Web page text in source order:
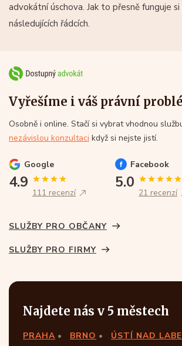
advokátní úschova. Jak to přesně funguje
následujících řádcích.
Vyřešíme i váš právní
Osobně i online. Stačí si vybrat vhodnou
nezávislou konzultaci když si nejste jistí.
Google
4.9
111 recenzí
Facebook
5.0
21 recenzí
SLUŽBY PRO OBČANY
SLUŽBY PRO FIRMY
Najdete nás v 5 městech
PRAHA BRNO ÚSTÍ NAD